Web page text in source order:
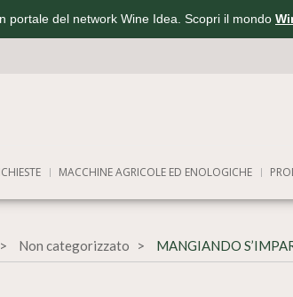
portale del network Wine Idea. Scopri il mondo
MACCHINE AGRICOLE ED ENOLOGICHE
Non categorizzato MANGIANDO